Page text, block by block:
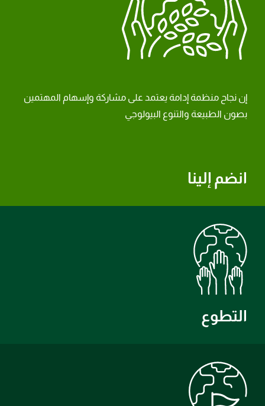
انضم إلينا
إن نجاح منظمة إدامة يعتمد على مشاركة وإسهام المهتمين
بصون الطبيعة والتنوع البيولوجي
التطوع